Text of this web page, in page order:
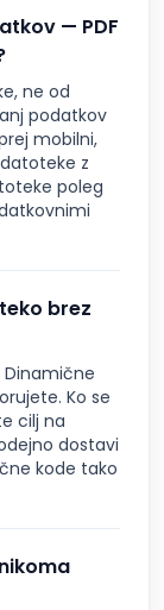
— PDF
ne od
podatkov
mobilni,
datoteke z
poleg
brez
Ko se
cilj na
dostavi
kode tako